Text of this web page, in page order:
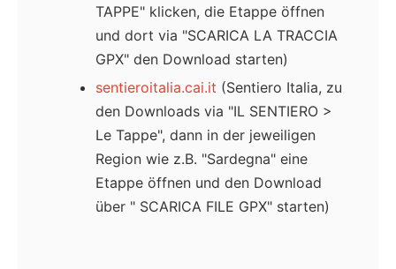
TAPPE" klicken, die Etappe öffnen
und dort via "SCARICA LA TRACCIA
GPX" den Download starten)
sentieroitalia.cai.it (Sentiero Italia, zu
den Downloads via "IL SENTIERO >
Le Tappe", dann in der jeweiligen
Region wie z.B. "Sardegna" eine
Etappe öffnen und den Download
über " SCARICA FILE GPX" starten)